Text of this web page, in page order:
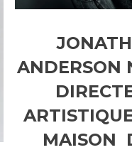
ANDERSON
MAISON